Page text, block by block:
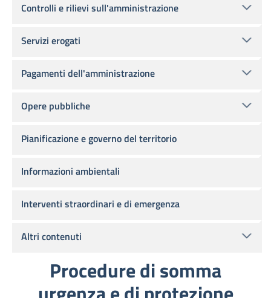
Procedure di somma
Controlli e rilievi sull'amministrazione
Servizi erogati
Pagamenti dell'amministrazione
Opere pubbliche
Pianificazione e governo del territorio
Informazioni ambientali
Interventi straordinari e di emergenza
Altri contenuti